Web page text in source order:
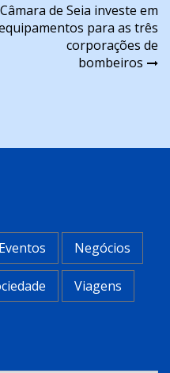
Câmara de Seia investe em
para as três
corporações de
bombeiros
Eventos Negócios
Viagens